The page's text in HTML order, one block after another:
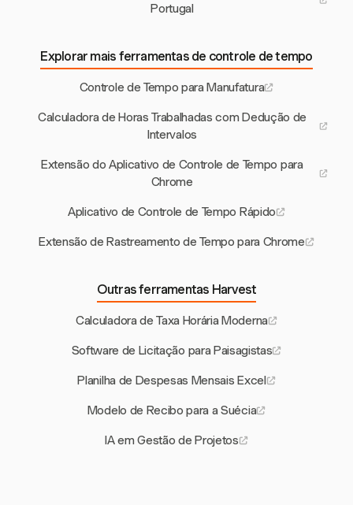
Portugal
Explorar mais ferramentas de controle de tempo
Controle de Tempo para Manufatura
Calculadora de Horas Trabalhadas com Dedução de
Intervalos
Extensão do Aplicativo de Controle de Tempo para
Chrome
Aplicativo de Controle de Tempo Rápido
Extensão de Rastreamento de Tempo para Chrome
Outras ferramentas Harvest
Calculadora de Taxa Horária Moderna
Software de Licitação para Paisagistas
Planilha de Despesas Mensais Excel
Modelo de Recibo para a Suécia
IA em Gestão de Projetos